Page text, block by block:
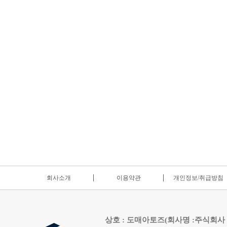
회사소개 이용약관 개인정보/취급방침
상호 : 도매아토즈(회사명 :주식회사